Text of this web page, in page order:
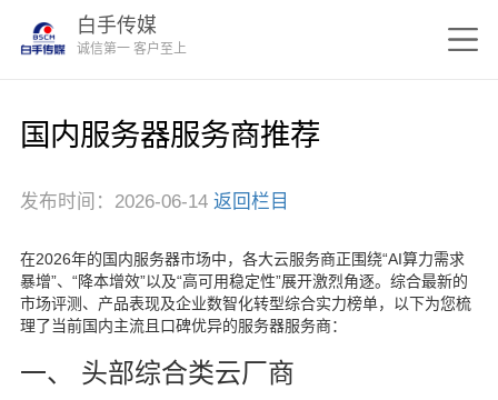
白手传媒
诚信第一 客户至上
国内服务器服务商推荐
发布时间：2026-06-14 返回栏目
在2026年的国内服务器市场中，各大云服务商正围绕“AI算力需求
暴增”、“降本增效”以及“高可用稳定性”展开激烈角逐。综合最新的
市场评测、产品表现及企业数智化转型综合实力榜单，以下为您梳
理了当前国内主流且口碑优异的服务器服务商：
一、 头部综合类云厂商